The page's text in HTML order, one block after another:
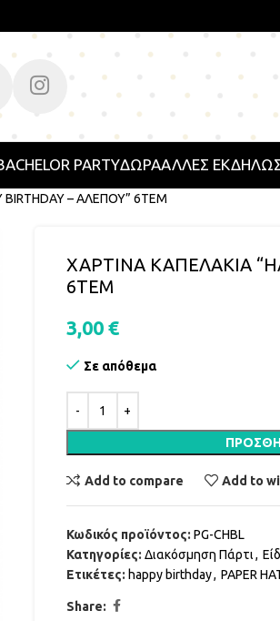
PARTYΔΩΡΑΑΛΛΕΣ
BIRTHDAY – ΑΛΕΠΟΥ” 6ΤΕΜ
ΧΑΡΤΙΝΑ ΚΑΠΕΛΑΚΙΑ
6ΤΕΜ
3,00 €
Σε απόθεμα
Add to compare Add to
Κωδικός προϊόντος: PG-CHBL
Κατηγορίες: Διακόσμηση Πάρτι,
Ετικέτες: happy birthday, PAPER
Share: